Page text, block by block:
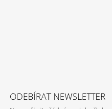
ODEBÍRAT NEWSLETTER